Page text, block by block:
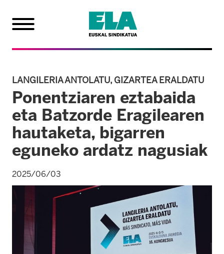
LANGILERIA ANTOLATU, GIZARTEA ERALDATU
Ponentziaren eztabaida
eta Batzorde Eragilearen
hautaketa, bigarren
eguneko ardatz nagusiak
2025/06/03